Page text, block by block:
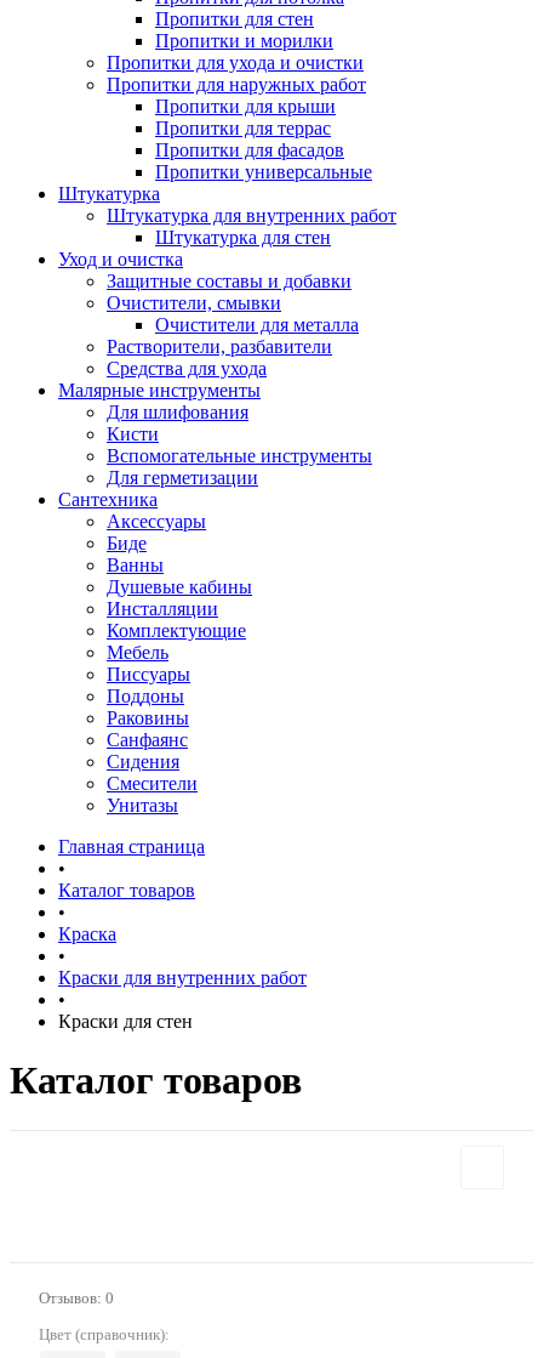
Пропитки для стен
Пропитки и морилки
Пропитки для ухода и очистки
Пропитки для наружных работ
Пропитки для крыши
Пропитки для террас
Пропитки для фасадов
Пропитки универсальные
Штукатурка
Штукатурка для внутренних работ
Штукатурка для стен
Уход и очистка
Защитные составы и добавки
Очистители, смывки
Очистители для металла
Растворители, разбавители
Средства для ухода
Малярные инструменты
Для шлифования
Кисти
Вспомогательные инструменты
Для герметизации
Сантехника
Аксессуары
Биде
Ванны
Душевые кабины
Инсталляции
Комплектующие
Мебель
Писсуары
Поддоны
Раковины
Санфаянс
Сидения
Смесители
Унитазы
Главная страница
•
Каталог товаров
•
Краска
•
Краски для внутренних работ
•
Краски для стен
Каталог товаров
Отзывов: 0
Цвет (справочник):